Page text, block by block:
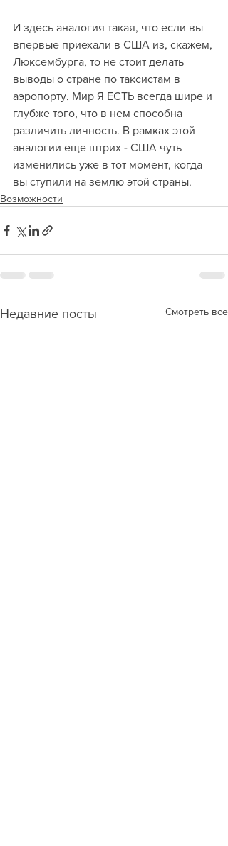
И здесь аналогия такая, что если вы
впервые приехали в США из, скажем,
Люксембурга, то не стоит делать
выводы о стране по таксистам в
аэропорту. Мир Я ЕСТЬ всегда шире и
глубже того, что в нем способна
различить личность. В рамках этой
аналогии еще штрих - США чуть
изменились уже в тот момент, когда
вы ступили на землю этой страны.
Возможности
Недавние посты Смотреть все